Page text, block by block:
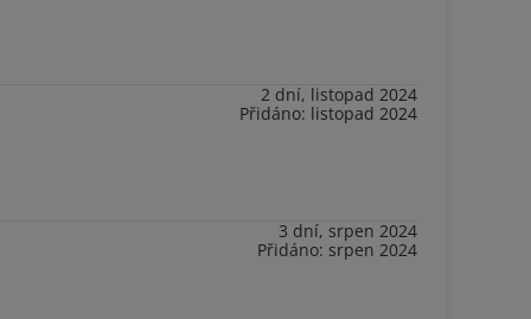
2 dní, listopad 2024
Přidáno: listopad 2024
3 dní, srpen 2024
Přidáno: srpen 2024